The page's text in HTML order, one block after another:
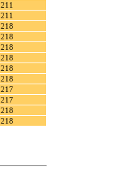
211
211
218
218
218
218
218
218
217
217
218
218